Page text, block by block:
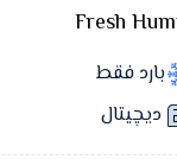
Fresh
بارد فقط
ديچيتال